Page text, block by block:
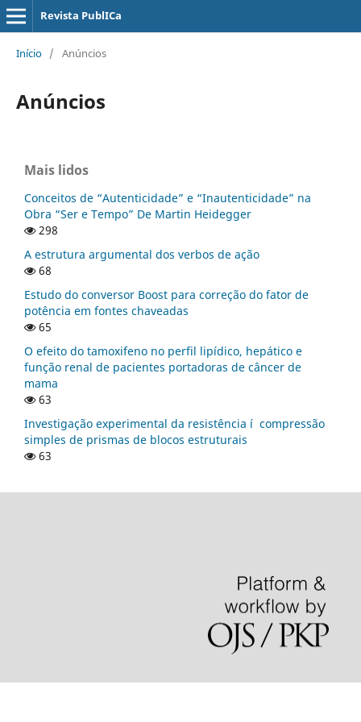
Revista PublICa
Início / Anúncios
Anúncios
Mais lidos
Conceitos de “Autenticidade” e “Inautenticidade” na
Obra “Ser e Tempo” De Martin Heidegger
298
A estrutura argumental dos verbos de ação
68
Estudo do conversor Boost para correção do fator de
potência em fontes chaveadas
65
O efeito do tamoxifeno no perfil lipí­dico, hepático e
função renal de pacientes portadoras de câncer de
mama
63
Investigação experimental da resistência í compressão
simples de prismas de blocos estruturais
63